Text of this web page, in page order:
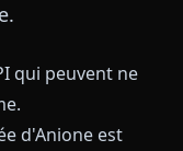
qui peuvent ne
d'Anione est